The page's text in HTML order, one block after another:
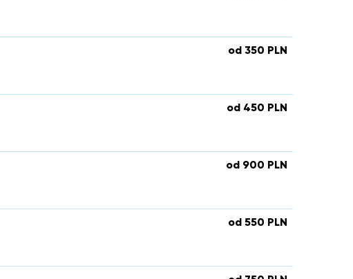
od 350 PLN
od 450 PLN
od 900 PLN
od 550 PLN